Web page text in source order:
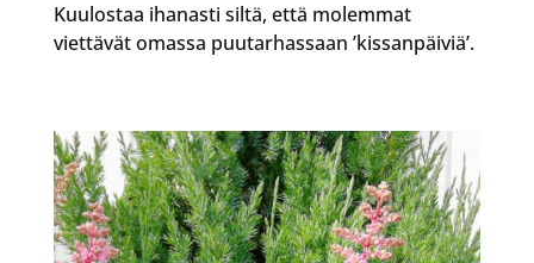
Kuulostaa ihanasti siltä, että molemmat
viettävät omassa puutarhassaan ’kissanpäiviä’.